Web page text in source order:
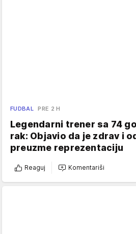
FUDBAL PRE 2 H
Legendarni trener sa 74
rak: Objavio da je zdrav i
preuzme reprezentaciju
Reaguj Komentariši